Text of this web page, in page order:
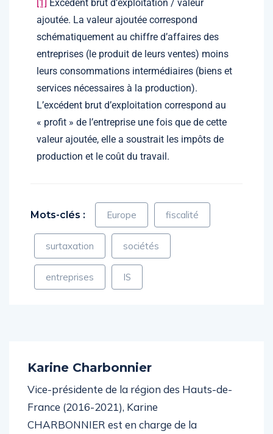
[1] Excédent brut d’exploitation / valeur
ajoutée. La valeur ajoutée correspond
schématiquement au chiffre d’affaires des
entreprises (le produit de leurs ventes) moins
leurs consommations intermédiaires (biens et
services nécessaires à la production).
L’excédent brut d’exploitation correspond au
« profit » de l’entreprise une fois que de cette
valeur ajoutée, elle a soustrait les impôts de
production et le coût du travail.
Mots-clés : Europe fiscalité
surtaxation sociétés
entreprises IS
Karine Charbonnier
Vice-présidente de la région des Hauts-de-
France (2016-2021), Karine
CHARBONNIER est en charge de la